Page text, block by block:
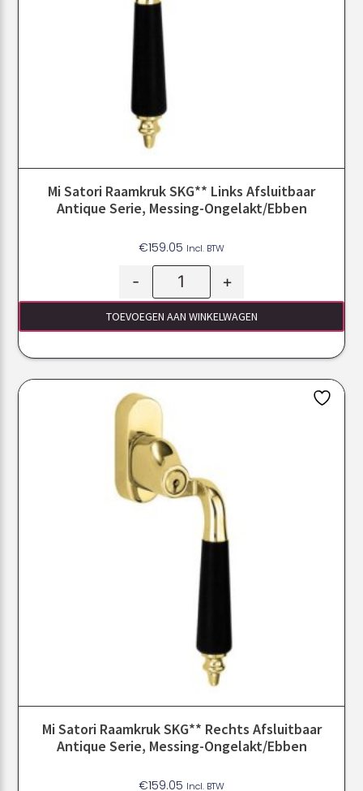
Mi Satori Raamkruk SKG** Links Afsluitbaar
Antique Serie, Messing-Ongelakt/ebben
€159.05 Incl. BTW
- +
TOEVOEGEN AAN WINKELWAGEN
Mi Satori Raamkruk SKG** Rechts Afsluitbaar
Antique Serie, Messing-Ongelakt/ebben
€159.05 Incl. BTW